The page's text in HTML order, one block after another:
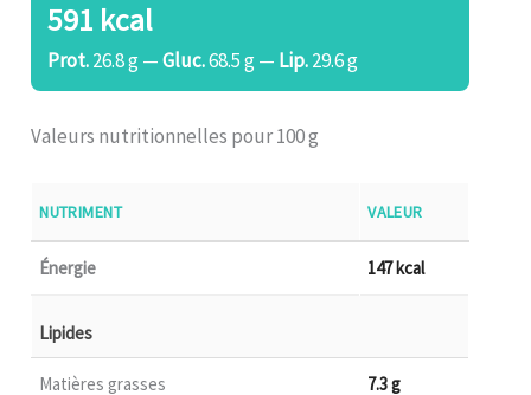
591 kcal
Prot.26.8 g —Gluc.68.5 g — Lip.29.6 g
Valeurs nutritionnelles pour 100 g
NUTRIMENT VALEUR
Énergie 147 kcal
Lipides
Matières grasses 7.3 g